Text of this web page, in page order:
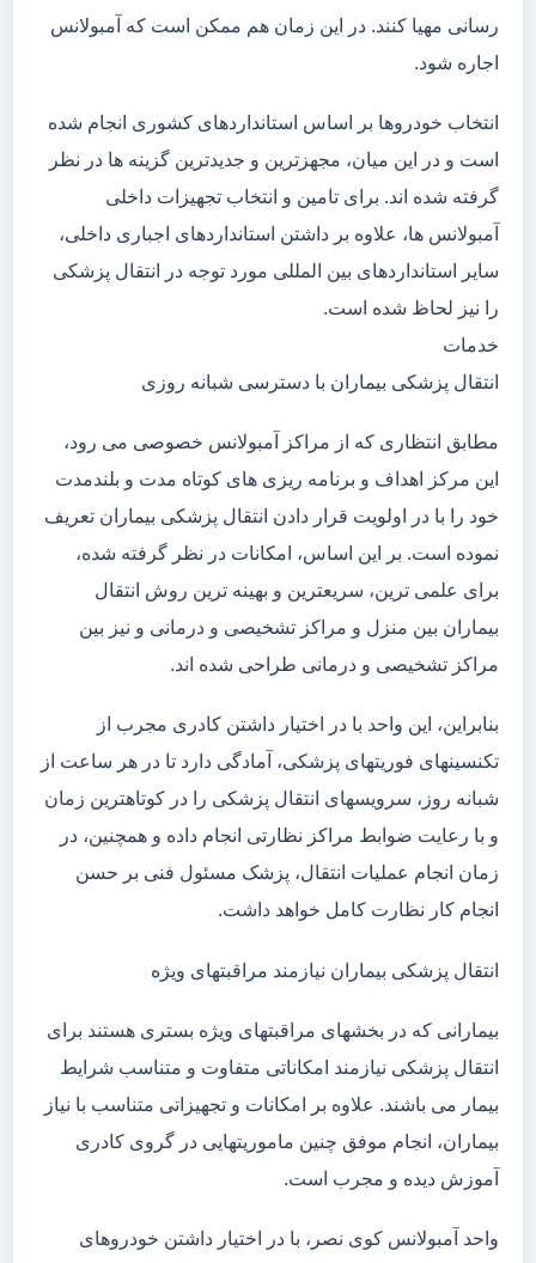
رسانی مهیا کنند. در این زمان هم ممکن است که آمبولانس
اجاره شود.
انتخاب خودروها بر اساس استانداردهای کشوری انجام شده
است و در این میان، مجهزترین و جدیدترین گزینه ها در نظر
گرفته شده اند. برای تامین و انتخاب تجهیزات داخلی
آمبولانس ها، علاوه بر داشتن استانداردهای اجباری داخلی،
سایر استانداردهای بین المللی مورد توجه در انتقال پزشکی
را نیز لحاظ شده است.
خدمات
انتقال پزشکی بیماران با دسترسی شبانه روزی
مطابق انتظاری که از مراکز آمبولانس خصوصی می رود،
این مرکز اهداف و برنامه ریزی های کوتاه مدت و بلندمدت
خود را با در اولویت قرار دادن انتقال پزشکی بیماران تعریف
نموده است. بر این اساس، امکانات در نظر گرفته شده،
برای علمی ترین، سریعترین و بهینه ترین روش انتقال
بیماران بین منزل و مراکز تشخیصی و درمانی و نیز بین
مراکز تشخیصی و درمانی طراحی شده اند.
بنابراین، این واحد با در اختیار داشتن کادری مجرب از
تکنسینهای فوریتهای پزشکی، آمادگی دارد تا در هر ساعت از
شبانه روز، سرویسهای انتقال پزشکی را در کوتاهترین زمان
و با رعایت ضوابط مراکز نظارتی انجام داده و همچنین، در
زمان انجام عملیات انتقال، پزشک مسئول فنی بر حسن
انجام کار نظارت کامل خواهد داشت.
انتقال پزشکی بیماران نیازمند مراقبتهای ویژه
بیمارانی که در بخشهای مراقبتهای ویژه بستری هستند برای
انتقال پزشکی نیازمند امکاناتی متفاوت و متناسب شرایط
بیمار می باشند. علاوه بر امکانات و تجهیزاتی متناسب با نیاز
بیماران، انجام موفق چنین ماموریتهایی در گروی کادری
آموزش دیده و مجرب است.
واحد آمبولانس کوی نصر، با در اختیار داشتن خودروهای